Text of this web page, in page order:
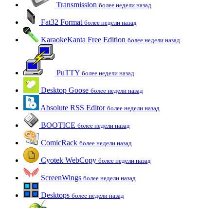
Transmission более недели назад
Fat32 Format более недели назад
KaraokeKanta Free Edition более недели назад
PuTTY более недели назад
Desktop Goose более недели назад
Absolute RSS Editor более недели назад
BOOTICE более недели назад
ComicRack более недели назад
Cyotek WebCopy более недели назад
ScreenWings более недели назад
Desktops более недели назад